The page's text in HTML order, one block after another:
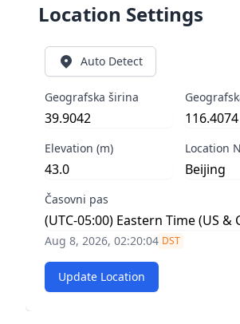
Location Settings
Auto Detect
Geografska širina
Elevation (m) Location
Časovni pas
Aug 8, 2026, 02:20:04 DST
Update Location